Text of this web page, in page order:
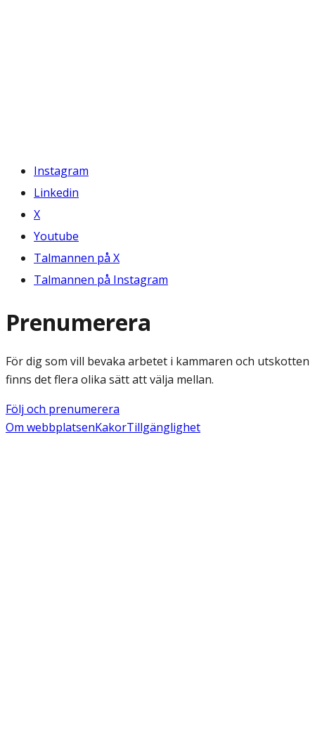
Instagram
Linkedin
X
Youtube
Talmannen på X
Talmannen på Instagram
Prenumerera
För dig som vill bevaka arbetet i kammaren och utskotten
finns det flera olika sätt att välja mellan.
Följ och prenumerera
Om webbplatsenKakorTillgänglighet